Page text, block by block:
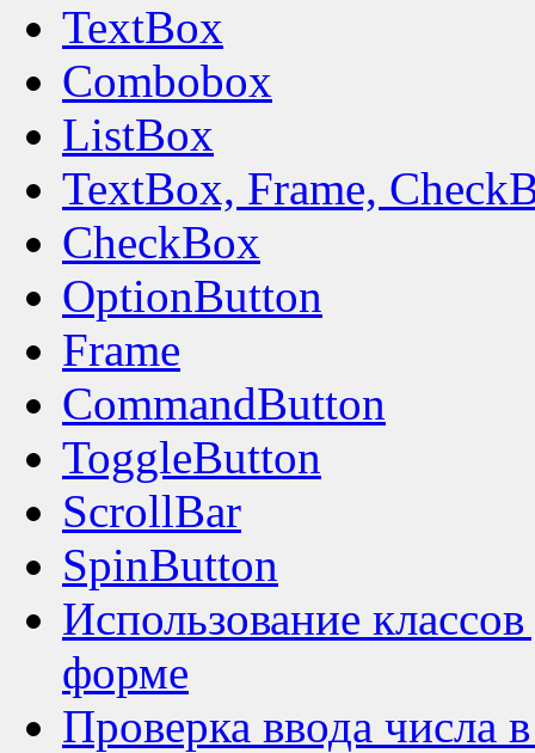
TextBox
Combobox
ListBox
TextBox, Frame,
CheckBox
OptionButton
Frame
CommandButton
ToggleButton
ScrollBar
SpinButton
Использование
форме
Проверка ввода числа